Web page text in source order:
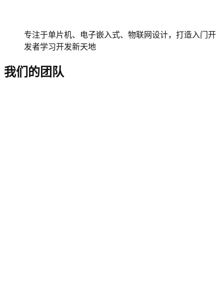
专注于单片机、电子嵌入式、物联网设计，打造入门开
发者学习开发新天地
我们的团队